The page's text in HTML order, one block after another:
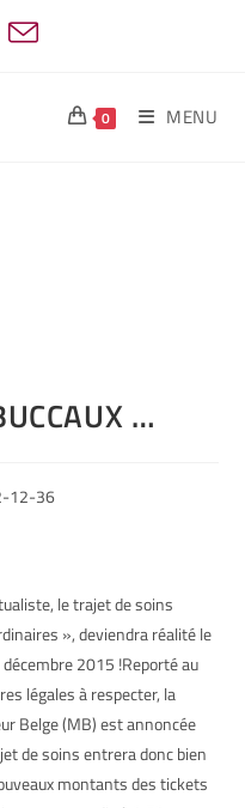
0 MENU
…
le trajet de soins
», deviendra réalité le
2015 !Reporté au
légales à respecter, la
Belge (MB) est annoncée
de soins entrera donc bien
montants des tickets